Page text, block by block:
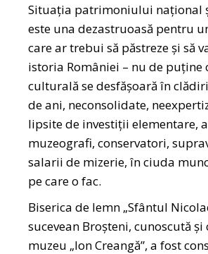
Situația patrimoniului național
este una dezastruoasă pentru
care ar trebui să păstreze și să
istoria României – nu de puține
culturală se desfășoară în
de ani, neconsolidate,
lipsite de investiții elementare,
muzeografi, conservatori,
salarii de mizerie, în ciuda
pe care o fac.
Biserica de lemn „Sfântul
sucevean Broşteni, cunoscută şi
muzeu „Ion Creangă”, a fost